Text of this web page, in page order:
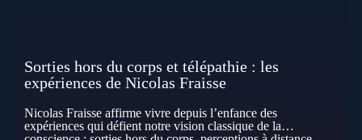
Sorties hors du corps et télépathie : les
expériences de Nicolas Fraisse
Nicolas Fraisse affirme vivre depuis l’enfance des
expériences qui défient notre vision classique de la